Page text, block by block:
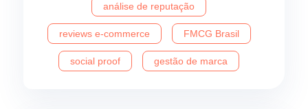
análise de reputação
reviews e-commerce FMCG Brasil
social proof gestão de marca